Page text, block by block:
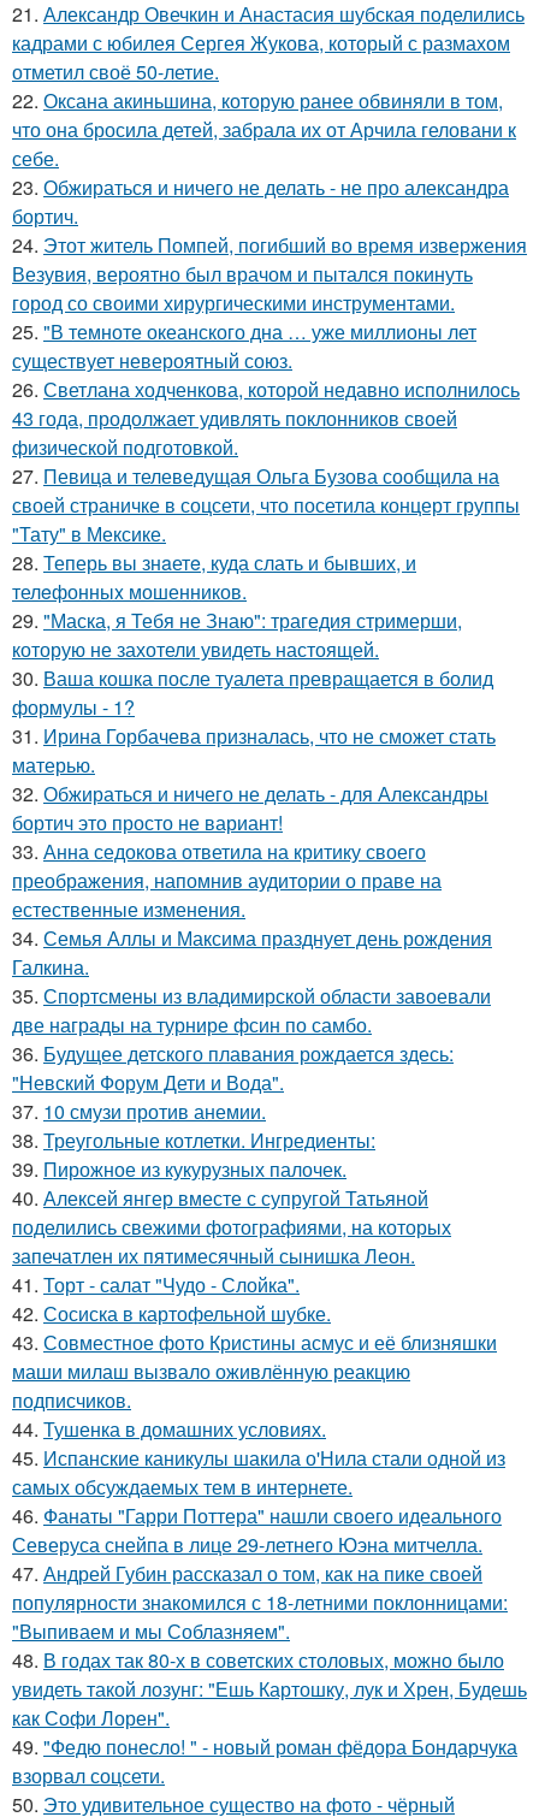
21. Александр Овечкин и Анастасия шубская поделились
кадрами с юбилея Сергея Жукова, который с размахом
отметил своё 50-летие.
22. Оксана акиньшина, которую ранее обвиняли в том,
что она бросила детей, забрала их от Арчила геловани к
себе.
23. Обжираться и ничего не делать - не про александра
бортич.
24. Этот житель Помпей, погибший во время извержения
Везувия, вероятно был врачом и пытался покинуть
город со своими хирургическими инструментами.
25. "В темноте океанского дна … уже миллионы лет
существует невероятный союз.
26. Светлана ходченкова, которой недавно исполнилось
43 года, продолжает удивлять поклонников своей
физической подготовкой.
27. Певица и телеведущая Ольга Бузова сообщила на
своей страничке в соцсети, что посетила концерт группы
"Тату" в Мексике.
28. Теперь вы знaетe, куда слать и бывших, и
телeфонныx мошенников.
29. "Маска, я Тебя не Знаю": трагедия стримерши,
которую не захотели увидеть настоящей.
30. Ваша кошка после туалета превращается в болид
формулы - 1?
31. Ирина Горбачева призналась, что не сможет стать
матерью.
32. Обжираться и ничего не делать - для Александры
бортич это просто не вариант!
33. Анна седокова ответила на критику своего
преображения, напомнив аудитории о праве на
естественные изменения.
34. Семья Аллы и Максима празднует день рождения
Галкина.
35. Спортсмены из владимирской области завоевали
две награды на турнире фсин по самбо.
36. Будущее детского плавания рождается здесь:
"Невский Форум Дети и Вода".
37. 10 смузи против анемии.
38. Треугольные котлетки. Ингредиенты:
39. Пирожное из кукурузных палочек.
40. Алексей янгер вместе с супругой Татьяной
поделились свежими фотографиями, на которых
запечатлен их пятимесячный сынишка Леон.
41. Торт - салат "Чудо - Слойка".
42. Сосиска в картофельной шубке.
43. Совместное фото Кристины асмус и её близняшки
маши милаш вызвало оживлённую реакцию
подписчиков.
44. Тушенка в домашних условиях.
45. Испанские каникулы шакила о'Нила стали одной из
самых обсуждаемых тем в интернете.
46. Фанаты "Гарри Поттера" нашли своего идеального
Северуса снейпа в лице 29-летнего Юэна митчелла.
47. Андрей Губин рассказал о том, как на пике своей
популярности знакомился с 18-летними поклонницами:
"Выпиваем и мы Соблазняем".
48. В годах так 80-х в советских столовых, можно было
увидеть такой лозунг: "Ешь Картошку, лук и Хрен, Будешь
как Софи Лорен".
49. "Федю понесло! " - новый роман фёдора Бондарчука
взорвал соцсети.
50. Это удивительное существо на фото - чёрный